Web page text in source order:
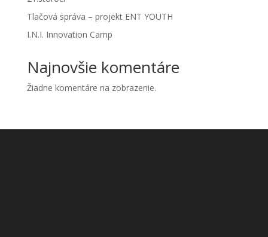
Tlačová správa – projekt ENT YOUTH
I.N.I. Innovation Camp
Najnovšie komentáre
Žiadne komentáre na zobrazenie.